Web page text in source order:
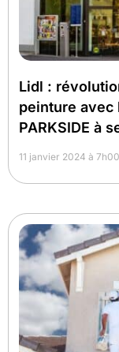
Lidl :
peinture avec
PARKSIDE à
11 janvier 2024 à 7h00